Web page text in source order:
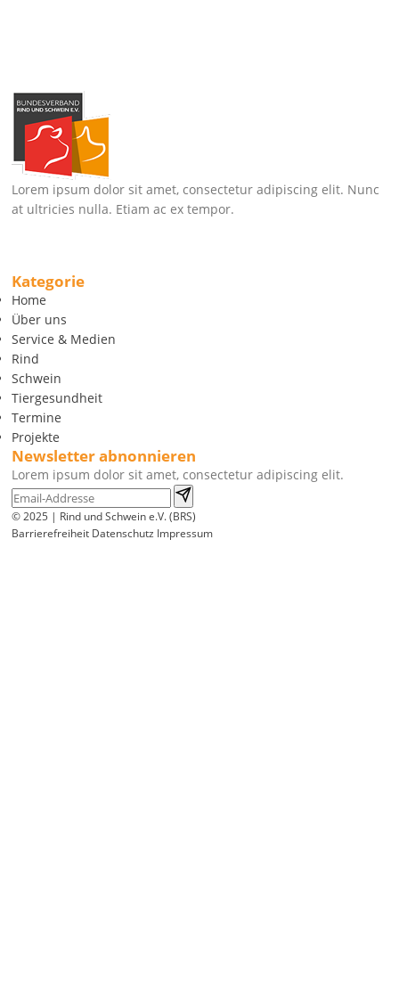
Lorem ipsum dolor sit amet, consectetur adipiscing elit. Nunc
at ultricies nulla. Etiam ac ex tempor.
Kategorie
Home
Über uns
Service & Medien
Rind
Schwein
Tiergesundheit
Termine
Projekte
Newsletter abnonnieren
Lorem ipsum dolor sit amet, consectetur adipiscing elit.
© 2025 | Rind und Schwein e.V. (BRS)
Barrierefreiheit Datenschutz Impressum